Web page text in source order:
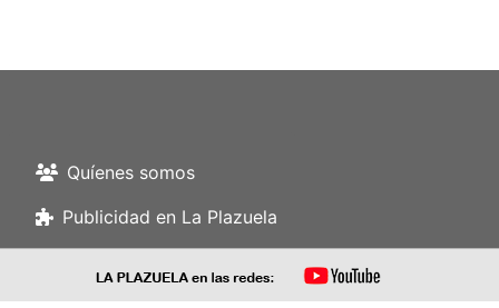
Quíenes somos
Publicidad en La Plazuela